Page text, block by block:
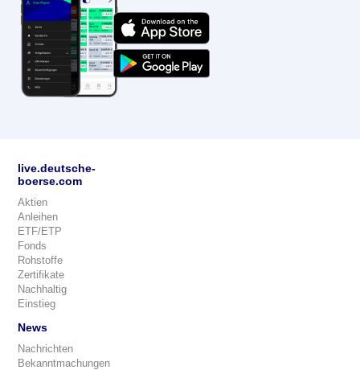
live.deutsche-
boerse.com
Aktien
Anleihen
ETF/ETP
Fonds
Rohstoffe
Zertifikate
Nachhaltig
Einstieg
News
Nachrichten
Bekanntmachungen